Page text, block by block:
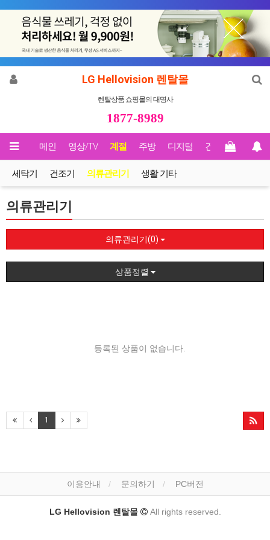
LG Hellovision 렌탈몰
렌탈상품 쇼핑몰의 대명사
1877-8989
메인 영상/TV 계절 주방 디지털 건강 Biz렌탈
세탁기 건조기 의류관리기 생활 기타
의류관리기
의류관리기(0)
상품정렬
등록된 상품이 없습니다.
1
이용안내 문의하기 PC버전
LG Hellovision 렌탈몰 All rights reserved.